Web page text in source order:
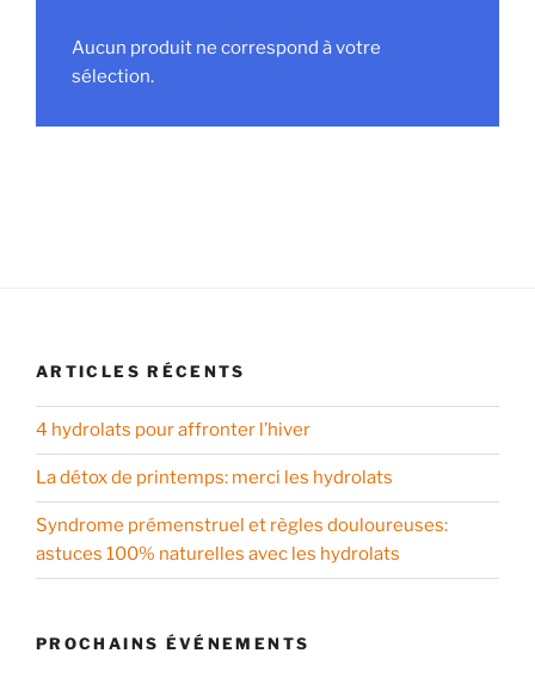
Aucun produit ne correspond à votre
sélection.
ARTICLES RÉCENTS
4 hydrolats pour affronter l’hiver
La détox de printemps: merci les hydrolats
Syndrome prémenstruel et règles douloureuses:
astuces 100% naturelles avec les hydrolats
PROCHAINS ÉVÉNEMENTS